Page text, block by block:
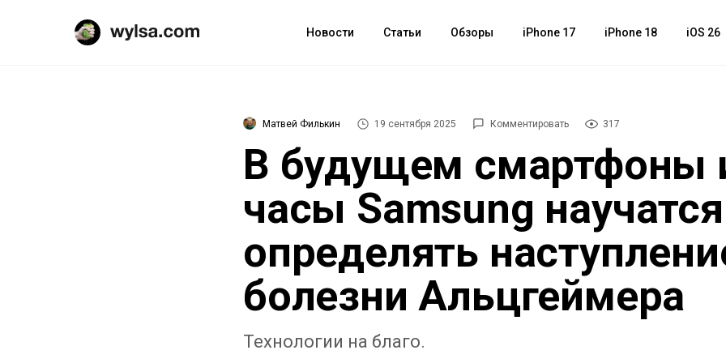
Новости Статьи Обзоры iPhone 17 iPhone 18 iOS 26
Матвей Филькин 19 сентября 2025 Комментировать 317
В будущем смартфоны
часы Samsung научатся
определять
болезни Альцгеймера
Технологии на благо.